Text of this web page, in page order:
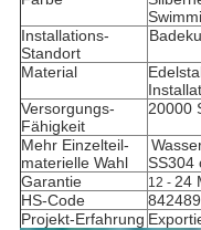
Installations-
Standort
Material
Versorgungs-
Fähigkeit
20000
Mehr Einzelteil-
materielle Wahl
SS304
Garantie
12 - 24
HS-Code
Projekt-Erfahrung